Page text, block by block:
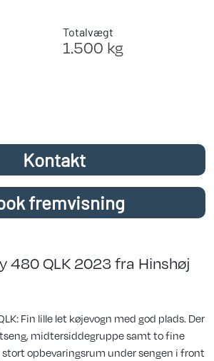
Totalvægt
1.500 kg
Kontakt
fremvisning
480 QLK 2023 fra Hinshøj
Fin lille let køjevogn med god plads. Der
midtersiddegruppe samt to fine
stort opbevaringsrum under sengen i front